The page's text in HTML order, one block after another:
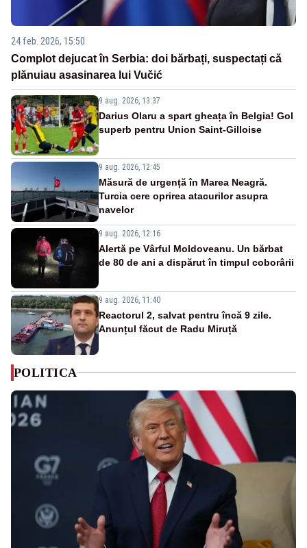
24 feb. 2026, 15:50
Complot dejucat în Serbia: doi bărbați, suspectați că
plănuiau asasinarea lui Vučić
9 aug. 2026, 13:37
Darius Olaru a spart gheața în Belgia! Gol
superb pentru Union Saint-Gilloise
9 aug. 2026, 12:45
Măsură de urgență în Marea Neagră.
Turcia cere oprirea atacurilor asupra
navelor
9 aug. 2026, 12:16
Alertă pe Vârful Moldoveanu. Un bărbat
de 80 de ani a dispărut în timpul coborârii
9 aug. 2026, 11:40
Reactorul 2, salvat pentru încă 9 zile.
Anunțul făcut de Radu Miruță
POLITICA